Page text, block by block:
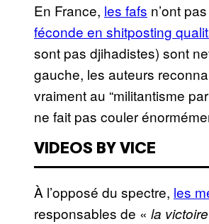
En France, les fafs n’ont
féconde en shitposting
sont pas djihadistes) sont
gauche, les auteurs
vraiment au “militantisme
ne fait pas couler
VIDEOS BY VICE
À l’opposé du spectre, les
responsables de « la victoire